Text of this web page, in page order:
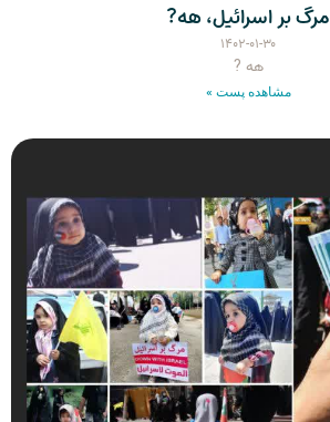
مرگ بر اسرائیل، هه?
۱۴۰۲-۰۱-۳۰
هه ?
مشاهده پست »